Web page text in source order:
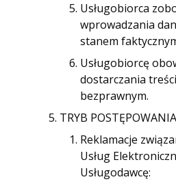
Usługobiorca
wprowadzania
stanem
Usługobiorcę
dostarczania
bezprawnym.
TRYB
Reklamacje
Usług
Usługodawcę: